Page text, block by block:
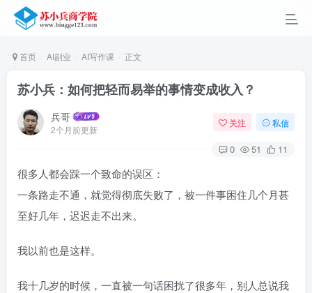
首页 AI副业 AI写作课 正文
苏小兵：如何把轻而易举的事情变成收入？
兵哥
2个月前更新
关注 私信
0 51 11
很多人都会踩一个致命的误区：
一条路走不通，就觉得彻底失败了，被一件事困住几个月甚
至好几年，迟迟走不出来。
我以前也是这样。
我十几岁的时候，一直被一句话困扰了很多年，别人总说我